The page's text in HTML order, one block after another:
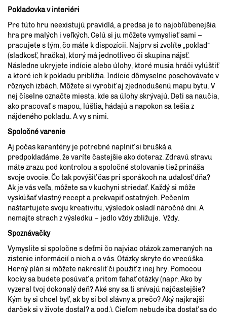
Pokladovka v interiéri
Pre túto hru neexistujú pravidlá, a predsa je to najobľúbenejšia
hra pre malých i veľkých. Celú si ju môžete vymyslieť sami –
pracujete s tým, čo máte k dispozícii. Najprv si zvolíte „poklad“
(sladkosť, hračka), ktorý má jednotlivec či skupina nájsť.
Následne ukryjete indície alebo úlohy, ktoré musia hráči vylúštiť
a ktoré ich k pokladu priblížia. Indície dômyselne poschovávate v
rôznych izbách. Môžete si vyrobiť aj zjednodušenú mapu bytu. V
nej číselne označte miesta, kde sa úlohy skrývajú. Deti sa naučia,
ako pracovať s mapou, lúštia, hádajú a napokon sa tešia z
nájdeného pokladu. A vy s nimi.
Spoločné varenie
Aj počas karantény je potrebné naplniť si brušká a
predpokladáme, že varíte častejšie ako doteraz. Zdravú stravu
máte zrazu pod kontrolou a spoločné stolovanie tiež prináša
svoje ovocie. Čo tak povýšiť čas pri sporákoch na udalosť dňa?
Ak je vás veľa, môžete sa v kuchyni striedať. Každý si môže
vyskúšať vlastný recept a prekvapiť ostatných. Pečením
naštartujete svoju kreativitu, výsledok osladí náročné dni. A
nemajte strach z výsledku – jedlo vždy zbližuje. Vždy.
Spoznávačky
Vymyslite si spoločne s deťmi čo najviac otázok zameraných na
zistenie informácií o nich a o vás. Otázky skryte do vrecúška.
Herný plán si môžete nakresliť či použiť z inej hry. Pomocou
kocky sa budete posúvať a pritom ťahať otázky (napr. Ako by
vyzeral tvoj dokonalý deň? Aké sny sa ti snívajú najčastejšie?
Kým by si chcel byť, ak by si bol slávny a prečo? Aký najkrajší
darček si v živote dostal? a pod.). Cieľom nebude iba dostať sa do